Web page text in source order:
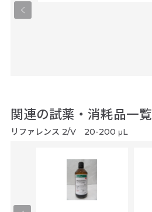
関連の試薬・消耗品一覧
リファレンス 2/V 20-200 μL